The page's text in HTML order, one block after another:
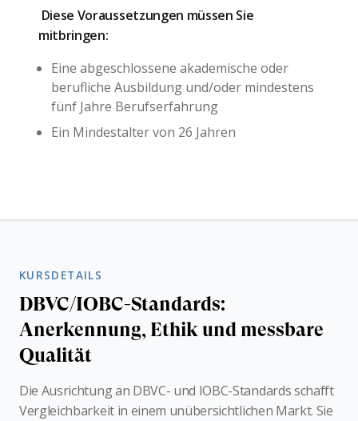
Diese Voraussetzungen müssen Sie
mitbringen:
Eine abgeschlossene akademische oder
berufliche Ausbildung und/oder mindestens
fünf Jahre Berufserfahrung
Ein Mindestalter von 26 Jahren
KURSDETAILS
DBVC/IOBC-Standards:
Anerkennung, Ethik und messbare
Qualität
Die Ausrichtung an DBVC- und IOBC-Standards schafft
Vergleichbarkeit in einem unübersichtlichen Markt. Sie